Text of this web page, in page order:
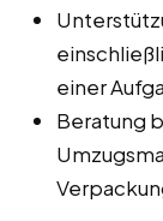
einer
Beratung